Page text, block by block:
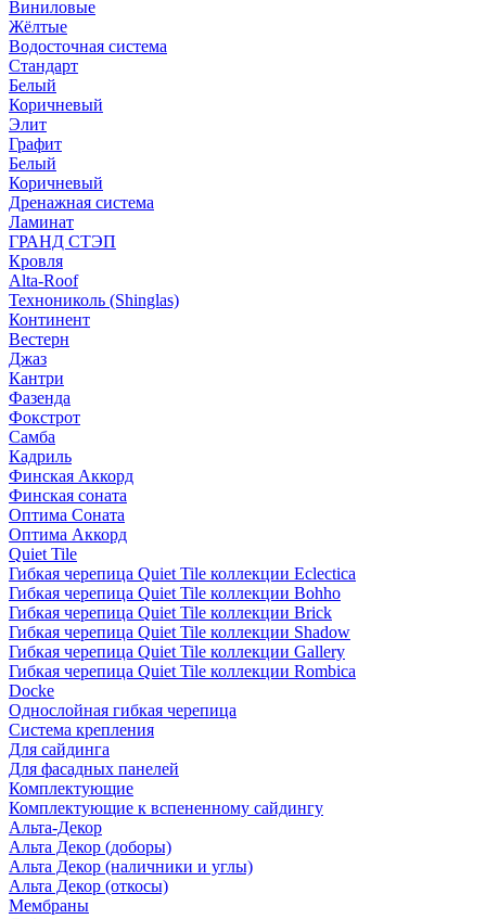
Виниловые
Жёлтые
Водосточная система
Стандарт
Белый
Коричневый
Элит
Графит
Белый
Коричневый
Дренажная система
Ламинат
ГРАНД СТЭП
Кровля
Alta-Roof
Технониколь (Shinglas)
Континент
Вестерн
Джаз
Кантри
Фазенда
Фокстрот
Самба
Кадриль
Финская Аккорд
Финская соната
Оптима Соната
Оптима Аккорд
Quiet Tile
Гибкая черепица Quiet Tile коллекции Eclectica
Гибкая черепица Quiet Tile коллекции Bohho
Гибкая черепица Quiet Tile коллекции Brick
Гибкая черепица Quiet Tile коллекции Shadow
Гибкая черепица Quiet Tile коллекции Gallery
Гибкая черепица Quiet Tile коллекции Rombica
Docke
Однослойная гибкая черепица
Система крепления
Для сайдинга
Для фасадных панелей
Комплектующие
Комплектующие к вспененному сайдингу
Альта-Декор
Альта Декор (доборы)
Альта Декор (наличники и углы)
Альта Декор (откосы)
Мембраны